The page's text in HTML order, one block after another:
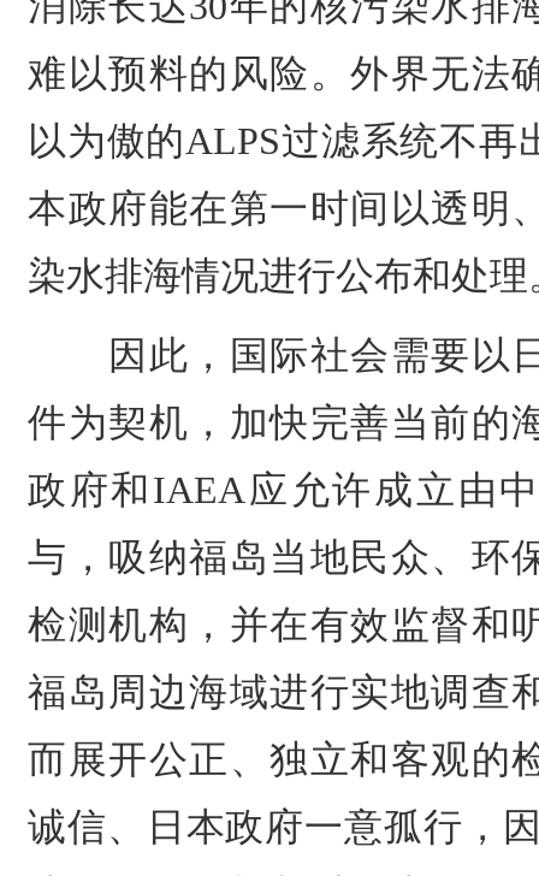
难以预料的风险。外界无法
以为傲的ALPS过滤系统不再
本政府能在第一时间以透明
染水排海情况进行公布和处理
因此，国际社会需要以
件为契机，加快完善当前的
政府和IAEA应允许成立由
与，吸纳福岛当地民众、环
检测机构，并在有效监督和
福岛周边海域进行实地调查
而展开公正、独立和客观的
诚信、日本政府一意孤行，